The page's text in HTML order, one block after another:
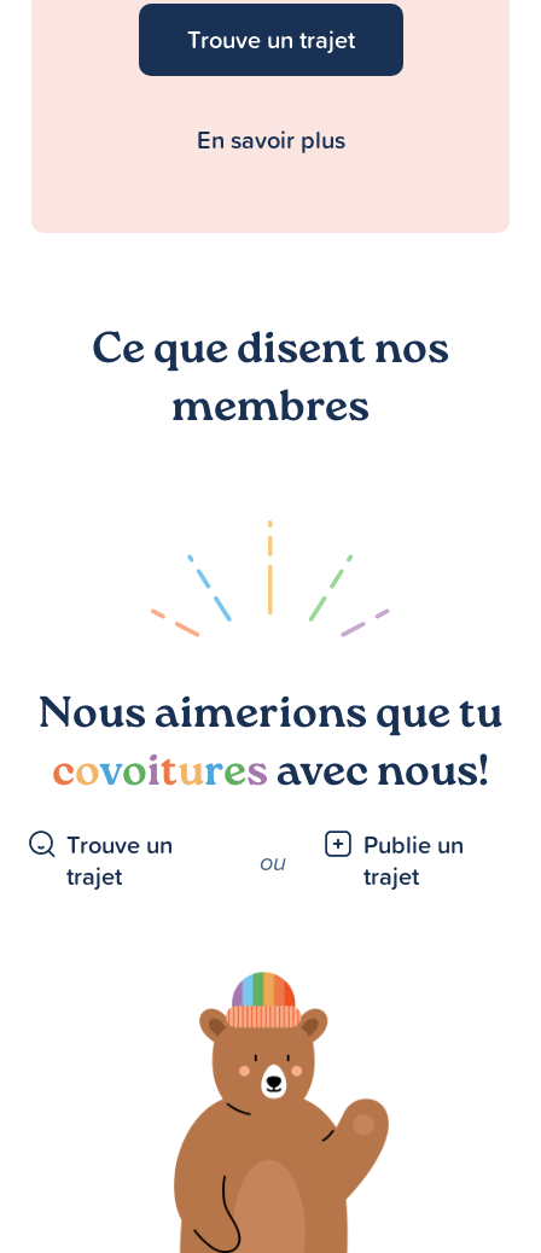
Trouve un trajet
En savoir plus
Ce que disent nos
membres
Nous aimerions que tu
covoituresavec nous!
Trouve un
trajet
ou
Publie un
trajet